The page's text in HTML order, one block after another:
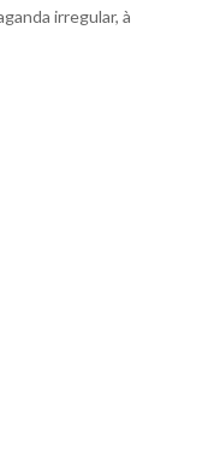
irregular, à